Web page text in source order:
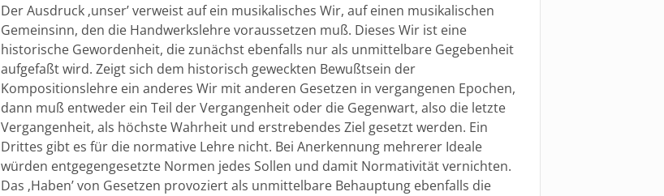
Der Ausdruck ‚unser’ verweist auf ein musikalisches Wir, auf einen musikalischen
Gemeinsinn, den die Handwerkslehre voraussetzen muß. Dieses Wir ist eine
historische Gewordenheit, die zunächst ebenfalls nur als unmittelbare Gegebenheit
aufgefaßt wird. Zeigt sich dem historisch geweckten Bewußtsein der
Kompositionslehre ein anderes Wir mit anderen Gesetzen in vergangenen Epochen,
dann muß entweder ein Teil der Vergangenheit oder die Gegenwart, also die letzte
Vergangenheit, als höchste Wahrheit und erstrebendes Ziel gesetzt werden. Ein
Drittes gibt es für die normative Lehre nicht. Bei Anerkennung mehrerer Ideale
würden entgegengesetzte Normen jedes Sollen und damit Normativität vernichten.
Das ‚Haben’ von Gesetzen provoziert als unmittelbare Behauptung ebenfalls die